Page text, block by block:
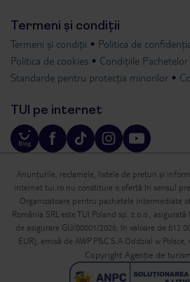
Termeni și condiții
Termeni și condiții
Politica de
Politica de cookies
Condițiile Pachetelor
Standarde pentru protecția minorilor
TUI pe internet
Anunțurile, reclamele, listele de prețuri și
internet tui.ro nu constituie o ofertă în sensul
Organizatoare pentru pachetele intermediate
România SRL este TUI Poland sp. z.o.o.,
de asigurare GU/00001/2026, în valoare de 612
EUR), emisă de AWP P&C S.A Oddzial w
Copyright Agenție de